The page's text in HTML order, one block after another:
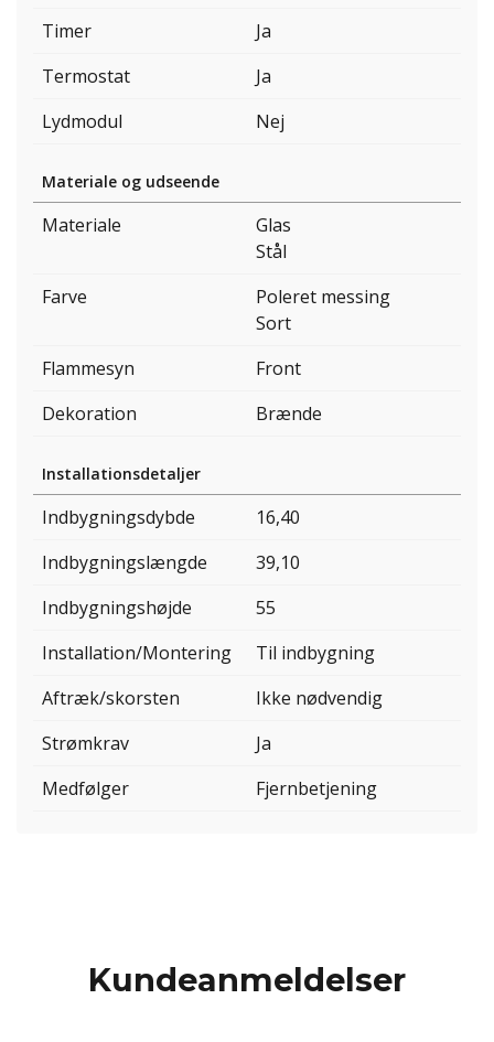
Timer
Ja
Termostat
Ja
Lydmodul
Nej
Materiale og udseende
Materiale
Glas
Stål
Farve
Poleret messing
Sort
Flammesyn
Front
Dekoration
Brænde
Installationsdetaljer
Indbygningsdybde
16,40
Indbygningslængde
39,10
Indbygningshøjde
55
Installation/Montering
Til indbygning
Aftræk/skorsten
Ikke nødvendig
Strømkrav
Ja
Medfølger
Fjernbetjening
Kundeanmeldelser